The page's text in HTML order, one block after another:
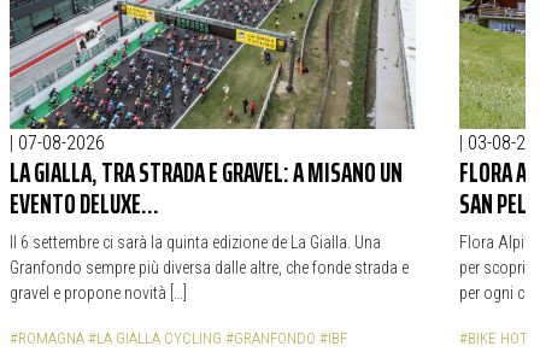
| 07-08-2026
LA GIALLA, TRA STRADA E GRAVEL: A MISANO UN
EVENTO DELUXE…
Il 6 settembre ci sarà la quinta edizione de La Gialla. Una
Granfondo sempre più diversa dalle altre, che fonde strada e
gravel e propone novità […]
#ROMAGNA #LA GIALLA CYCLING #GRANFONDO #IBF
| 03-08-
FLORA
SAN
Flora
per
per ogni
#BIKE